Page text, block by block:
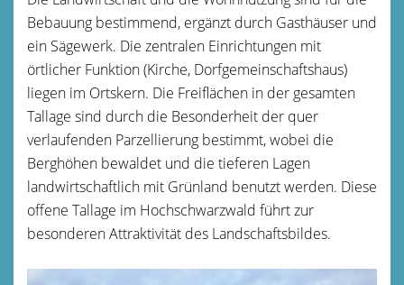
Bebauung bestimmend, ergänzt durch Gasthäuser und
ein Sägewerk. Die zentralen Einrichtungen mit
örtlicher Funktion (Kirche, Dorfgemeinschaftshaus)
liegen im Ortskern. Die Freiflächen in der gesamten
Tallage sind durch die Besonderheit der quer
verlaufenden Parzellierung bestimmt, wobei die
Berghöhen bewaldet und die tieferen Lagen
landwirtschaftlich mit Grünland benutzt werden. Diese
offene Tallage im Hochschwarzwald führt zur
besonderen Attraktivität des Landschaftsbildes.